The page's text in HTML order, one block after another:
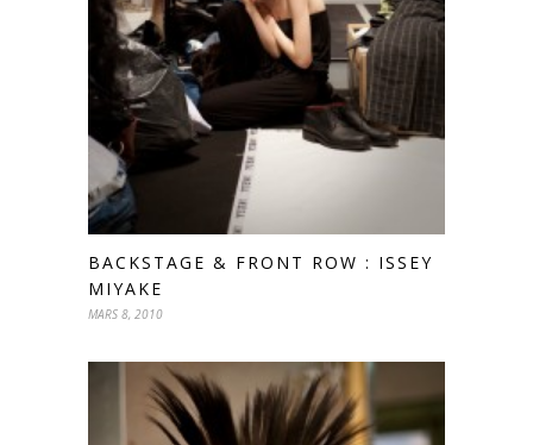
BACKSTAGE & FRONT ROW : ISSEY
MIYAKE
MARS 8, 2010